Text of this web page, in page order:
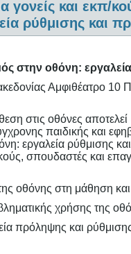
γονείς και εκπ/
ρύθμισης και
στην οθόνη:
Αμφιθέατρο
στις οθόνες αποτελεί
παιδικής και
εργαλεία ρύθμισης
σπουδαστές και
οθόνης στη μάθηση
χρήσης της
πρόληψης και